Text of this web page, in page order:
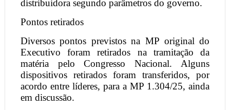
distribuidora segundo parâmetros do governo.
Pontos retirados
Diversos pontos previstos na MP original do
Executivo foram retirados na tramitação da
matéria pelo Congresso Nacional. Alguns
dispositivos retirados foram transferidos, por
acordo entre líderes, para a MP 1.304/25, ainda
em discussão.